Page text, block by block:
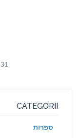
31
CATEGORII
ספרות